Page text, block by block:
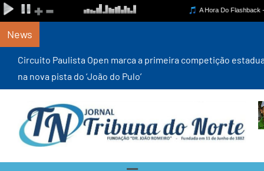
News
Circuito Paulista Open marca a primeira competição estadual
na nova pista do ‘João do Pulo’